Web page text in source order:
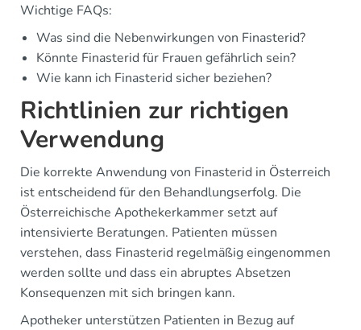
Wichtige FAQs:
Was sind die Nebenwirkungen von Finasterid?
Könnte Finasterid für Frauen gefährlich sein?
Wie kann ich Finasterid sicher beziehen?
Richtlinien zur richtigen
Verwendung
Die korrekte Anwendung von Finasterid in Österreich
ist entscheidend für den Behandlungserfolg. Die
Österreichische Apothekerkammer setzt auf
intensivierte Beratungen. Patienten müssen
verstehen, dass Finasterid regelmäßig eingenommen
werden sollte und dass ein abruptes Absetzen
Konsequenzen mit sich bringen kann.
Apotheker unterstützen Patienten in Bezug auf